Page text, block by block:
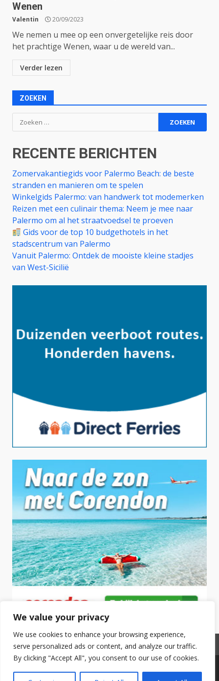
We value your privacy
We use cookies to enhance your browsing experience,
serve personalized ads or content, and analyze our traffic.
By clicking "Accept All", you consent to our use of cookies.
Wenen
Valentin 20/09/2023
We nemen u mee op een onvergetelijke reis door
het prachtige Wenen, waar u de wereld van...
Verder lezen
ZOEKEN
Zoeken
naar:
RECENTE BERICHTEN
Zomervakantiegids voor Palermo Beach: de beste
stranden en manieren om te spelen
Winkelgids Palermo: van handwerk tot modemerken
Reizen met een culinair thema: Neem je mee naar
Palermo om al het straatvoedsel te proeven
Gids voor de top 10 budgethotels in het
stadscentrum van Palermo
Vanuit Palermo: Ontdek de mooiste kleine stadjes
van West-Sicilië
Privacyverklaring
Copyright © 2025 Hotel Boeken. All Rights Reserved.
DarkNews by AF themes.